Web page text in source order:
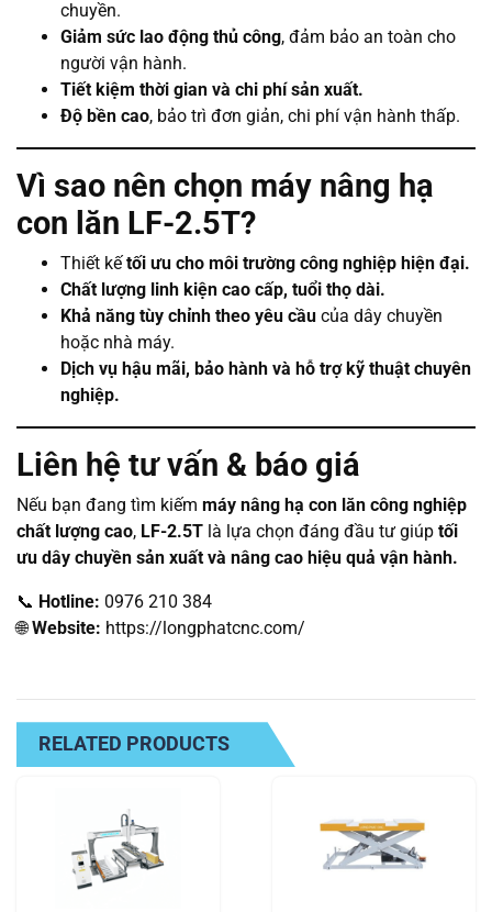
chuyền.
Giảm sức lao động thủ công, đảm bảo an toàn cho
người vận hành.
Tiết kiệm thời gian và chi phí sản xuất.
Độ bền cao, bảo trì đơn giản, chi phí vận hành thấp.
Vì sao nên chọn máy nâng hạ
con lăn LF-2.5T?
Thiết kếtối ưu cho môi trường công nghiệp hiện đại.
Chất lượng linh kiện cao cấp, tuổi thọ dài.
Khả năng tùy chỉnh theo yêu cầu của dây chuyền
hoặc nhà máy.
Dịch vụ hậu mãi, bảo hành và hỗ trợ kỹ thuật chuyên
nghiệp.
Liên hệ tư vấn & báo giá
Nếu bạn đang tìm kiếm máy nâng hạ con lăn công nghiệp
chất lượng cao, LF-2.5T là lựa chọn đáng đầu tư giúp tối
ưu dây chuyền sản xuất và nâng cao hiệu quả vận hành.
📞 Hotline: 0976 210 384
🌐Website: https://longphatcnc.com/
RELATED PRODUCTS